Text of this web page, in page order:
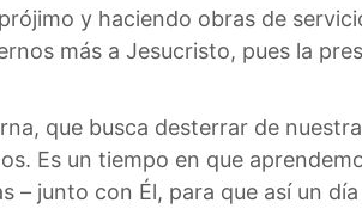
y haciendo obras de
más a Jesucristo, pues la
que busca desterrar de
Es un tiempo en que
– junto con Él, para que así un